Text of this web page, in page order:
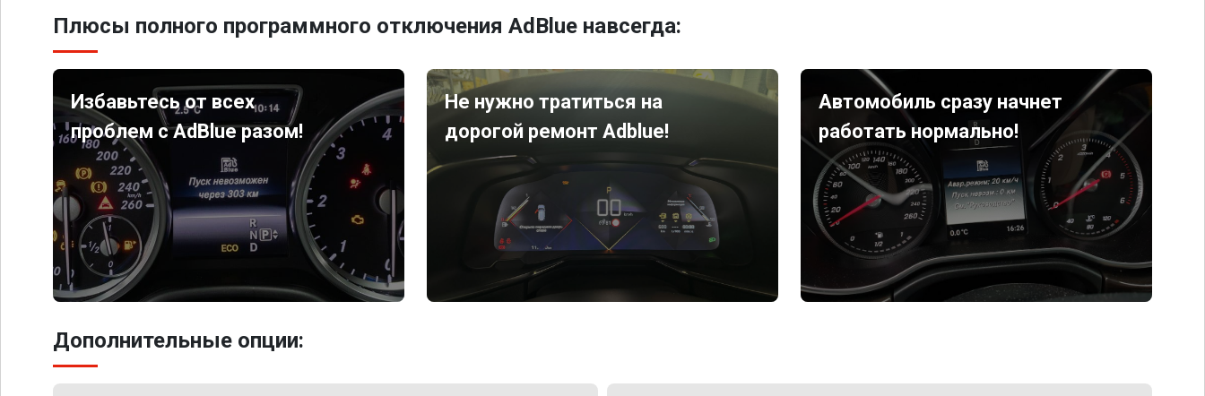
Плюсы полного программного отключения AdBlue навсегда:
Избавьтесь от всех
проблем с AdBlue разом!
Не нужно тратиться на
дорогой ремонт Adblue!
Автомобиль сразу начнет
работать нормально!
Дополнительные опции: